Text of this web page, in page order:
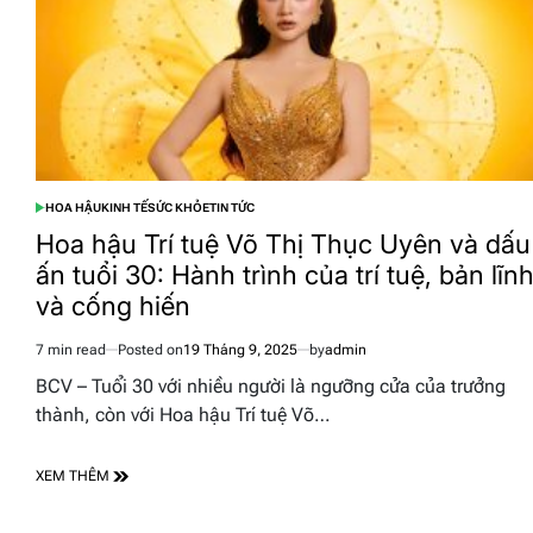
POSTED
IN
HOA HẬUKINH TẾSỨC KHỎETIN TỨC
Hoa hậu Trí tuệ Võ Thị Thục Uyên và dấu
ấn tuổi 30: Hành trình của trí tuệ, bản lĩnh
và cống hiến
Estimated
read
7 min read Posted on19 Tháng 9, 2025 byadmin
BCV – Tuổi 30 với nhiều người là ngưỡng cửa của trưởng
thành, còn với Hoa hậu Trí tuệ Võ…
XEM THÊM